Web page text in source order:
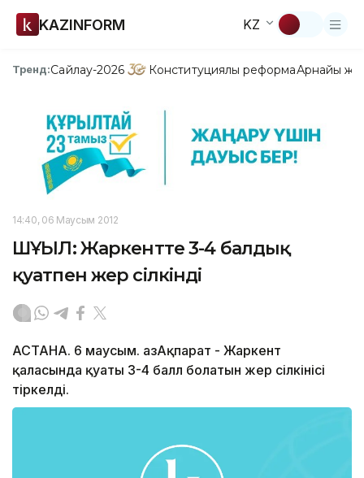
KAZINFORM KZ
Тренд:Сайлау-2026 Конституциялық реформаАрнайы
14:40, 06 Маусым 2012
ШҰҒЫЛ: Жаркентте 3-4 балдық
қуатпен жер сілкінді
АСТАНА. 6 маусым. ҚазАқпарат - Жаркент
қаласында қуаты 3-4 балл болатын жер сілкінісі
тіркелді.